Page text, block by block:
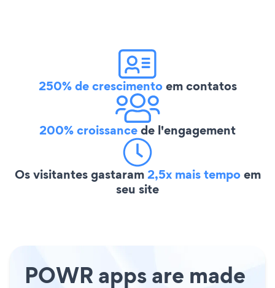
250% de crescimentoem contatos
200% croissancede l'engagement
Os visitantes gastaram2,5x mais tempoem
seu site
POWR apps are made